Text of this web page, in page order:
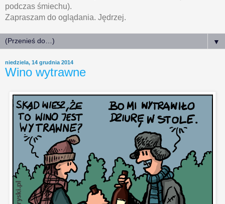
podczas śmiechu).
Zapraszam do oglądania. Jędrzej.
▼
niedziela, 14 grudnia 2014
Wino wytrawne